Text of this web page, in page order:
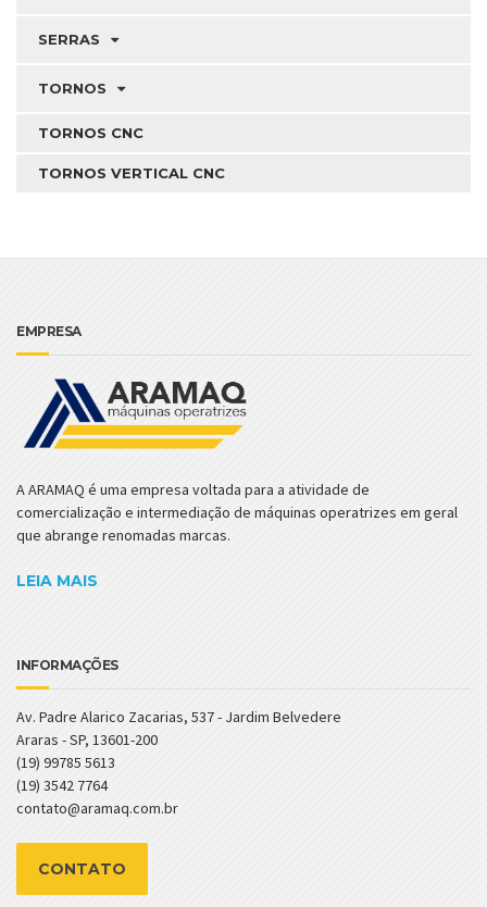
SERRAS
TORNOS
TORNOS CNC
TORNOS VERTICAL CNC
EMPRESA
A ARAMAQ é uma empresa voltada para a atividade de
comercialização e intermediação de máquinas operatrizes em geral
que abrange renomadas marcas.
LEIA MAIS
INFORMAÇÕES
Av. Padre Alarico Zacarias, 537 - Jardim Belvedere
Araras - SP, 13601-200
(19) 99785 5613
(19) 3542 7764
contato@aramaq.com.br
CONTATO